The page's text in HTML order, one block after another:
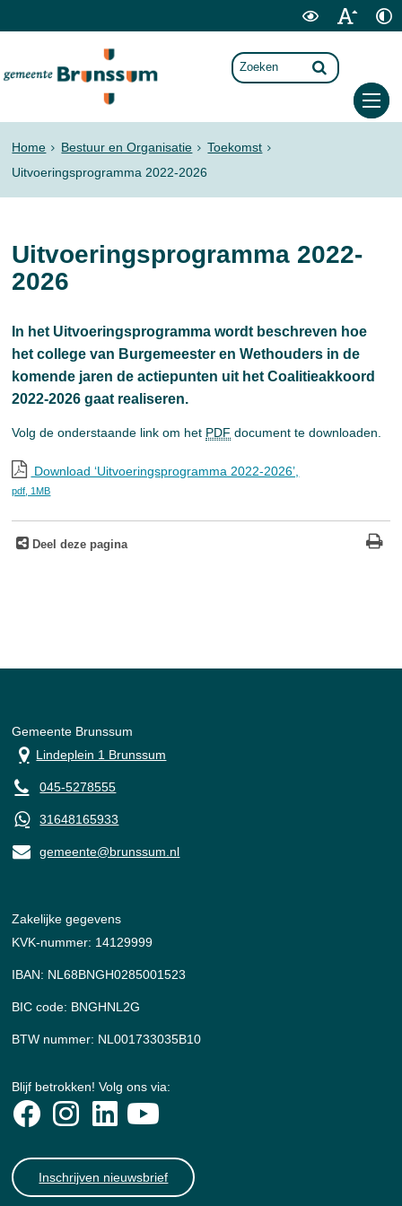
Home Bestuur en Organisatie
Toekomst
Uitvoeringsprogramma 2022-2026
Uitvoeringsprogramma 2022-
2026
In het Uitvoeringsprogramma wordt beschreven hoe
het college van Burgemeester en Wethouders in de
komende jaren de actiepunten uit het Coalitieakkoord
2022-2026 gaat realiseren.
Volg de onderstaande link om het PDF document te downloaden.
Download ‘Uitvoeringsprogramma 2022-2026’,
pdf , 1MB
Deel deze pagina
Gemeente Brunssum
Lindeplein 1 Brunssum
045-5278555
31648165933
gemeente@brunssum.nl
Zakelijke gegevens
KVK-nummer: 14129999
IBAN: NL68BNGH0285001523
BIC code: BNGHNL2G
BTW nummer: NL001733035B10
Blijf betrokken! Volg ons via:
Inschrijven nieuwsbrief